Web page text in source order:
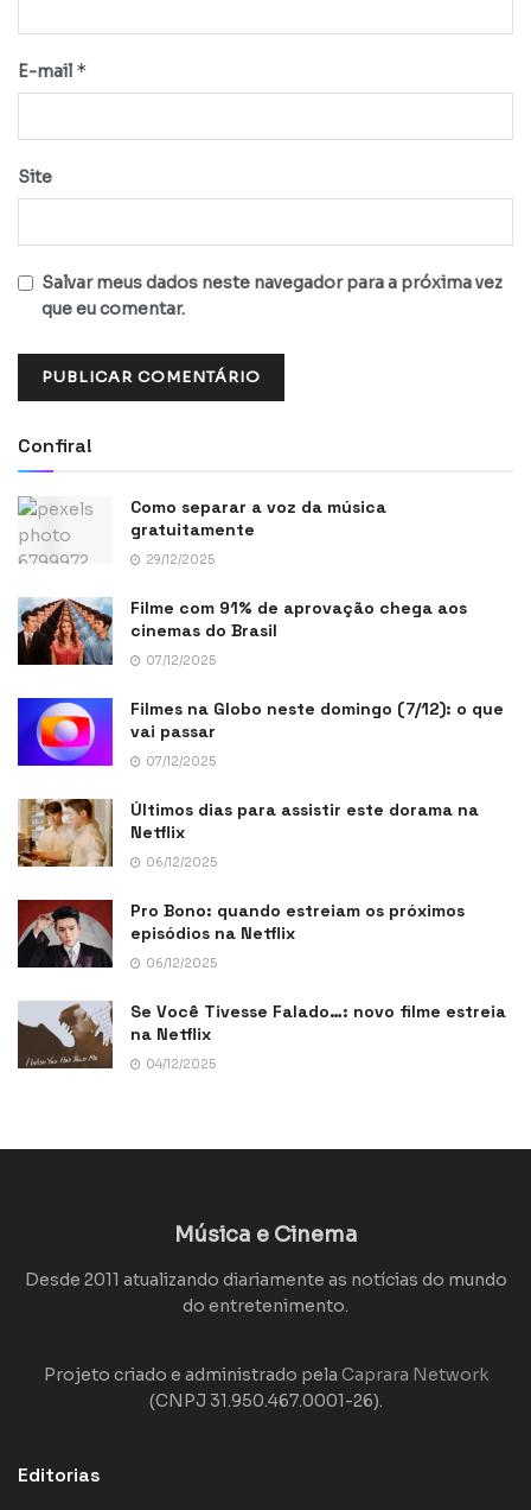
E-mail *
Site
Salvar meus dados neste navegador para a próxima vez
que eu comentar.
Confira!
Como separar a voz da música
gratuitamente
29/12/2025
Filme com 91% de aprovação chega aos
cinemas do Brasil
07/12/2025
Filmes na Globo neste domingo (7/12): o que
vai passar
07/12/2025
Últimos dias para assistir este dorama na
Netflix
06/12/2025
Pro Bono: quando estreiam os próximos
episódios na Netflix
06/12/2025
Se Você Tivesse Falado…: novo filme estreia
na Netflix
04/12/2025
Música e Cinema
Desde 2011 atualizando diariamente as notícias do mundo
do entretenimento.
Projeto criado e administrado pela Caprara Network
(CNPJ 31.950.467.0001-26).
Editorias